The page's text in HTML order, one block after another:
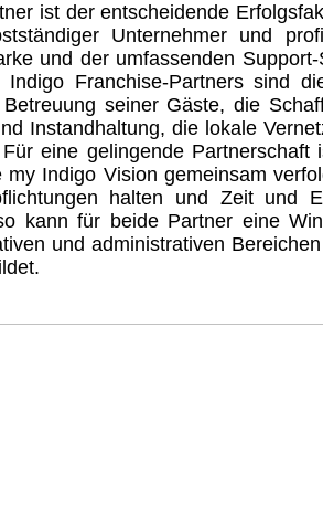
ist der entscheidende
Unternehmer und
und der umfassenden
Franchise-Partners sind
seiner Gäste, die
Instandhaltung, die lokale
eine gelingende Partnerschaft
Indigo Vision gemeinsam
halten und Zeit und
kann für beide Partner eine
und administrativen